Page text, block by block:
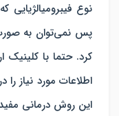
نوع
پس نمی‌توان به
کرد. حتما با کلینیک
اطلاعات مورد نیاز
این روش درمانی